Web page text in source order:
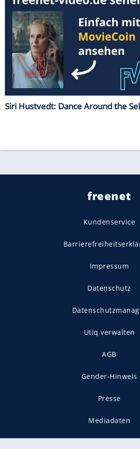
Siri Hustvedt: Dance Around the
freenet
Kundenservice
Impressum
Datenschutz
Utiq verwalten
AGB
Gender-Hinweis
Presse
Mediadaten